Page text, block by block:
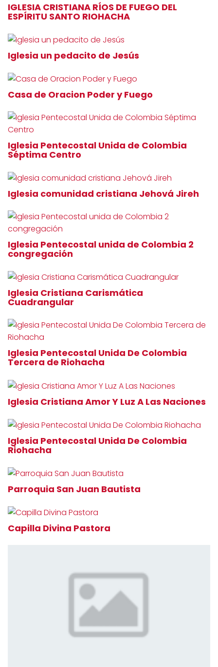
IGLESIA CRISTIANA RÍOS DE FUEGO DEL
ESPÍRITU SANTO RIOHACHA
Iglesia un pedacito de Jesús
Casa de Oracion Poder y Fuego
Iglesia Pentecostal Unida de Colombia
Séptima Centro
Iglesia comunidad cristiana Jehová Jireh
Iglesia Pentecostal unida de Colombia 2
congregación
Iglesia Cristiana Carismática
Cuadrangular
Iglesia Pentecostal Unida De Colombia
Tercera de Riohacha
Iglesia Cristiana Amor Y Luz A Las Naciones
Iglesia Pentecostal Unida De Colombia
Riohacha
Parroquia San Juan Bautista
Capilla Divina Pastora